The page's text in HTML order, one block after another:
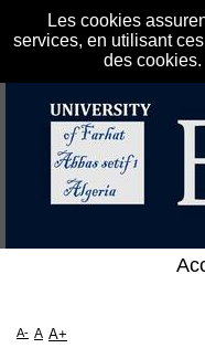
Les cookies
services, en utilisant
des cookies.
لمكتبة كلية
A- A A+